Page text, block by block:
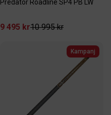
Predator Roadline SP4 PB LW
9 495 kr10 995 kr
Kampanj